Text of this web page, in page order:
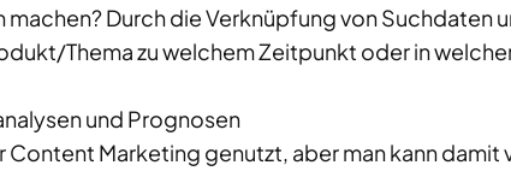
machen? Durch die Verknüpfung von Suchdaten
Thema zu welchem Zeitpunkt oder in
und Prognosen
Content Marketing genutzt, aber man kann damit